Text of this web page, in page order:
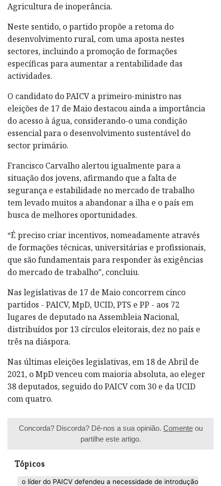
Agricultura de inoperância.
Neste sentido, o partido propõe a retoma do
desenvolvimento rural, com uma aposta nestes
sectores, incluindo a promoção de formações
específicas para aumentar a rentabilidade das
actividades.
O candidato do PAICV a primeiro-ministro nas
eleições de 17 de Maio destacou ainda a importância
do acesso à água, considerando-o uma condição
essencial para o desenvolvimento sustentável do
sector primário.
Francisco Carvalho alertou igualmente para a
situação dos jovens, afirmando que a falta de
segurança e estabilidade no mercado de trabalho
tem levado muitos a abandonar a ilha e o país em
busca de melhores oportunidades.
“É preciso criar incentivos, nomeadamente através
de formações técnicas, universitárias e profissionais,
que são fundamentais para responder às exigências
do mercado de trabalho”, concluiu.
Nas legislativas de 17 de Maio concorrem cinco
partidos - PAICV, MpD, UCID, PTS e PP - aos 72
lugares de deputado na Assembleia Nacional,
distribuídos por 13 círculos eleitorais, dez no país e
três na diáspora.
Nas últimas eleições legislativas, em 18 de Abril de
2021, o MpD venceu com maioria absoluta, ao eleger
38 deputados, seguido do PAICV com 30 e da UCID
com quatro.
Concorda? Discorda? Dê-nos a sua opinião. Comenteou
partilhe este artigo.
Tópicos
o líder do PAICV defendeu a necessidade de introdução